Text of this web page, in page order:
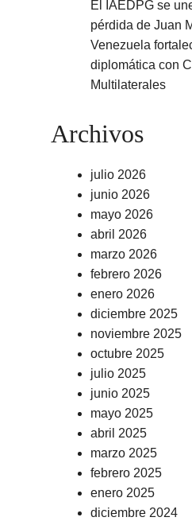
El IAEDPG se
pérdida de Juan
Venezuela
diplomática con
Multilaterales
Archivos
julio 2026
junio 2026
mayo 2026
abril 2026
marzo 2026
febrero 2026
enero 2026
diciembre 2025
noviembre 2025
octubre 2025
julio 2025
junio 2025
mayo 2025
abril 2025
marzo 2025
febrero 2025
enero 2025
diciembre 2024